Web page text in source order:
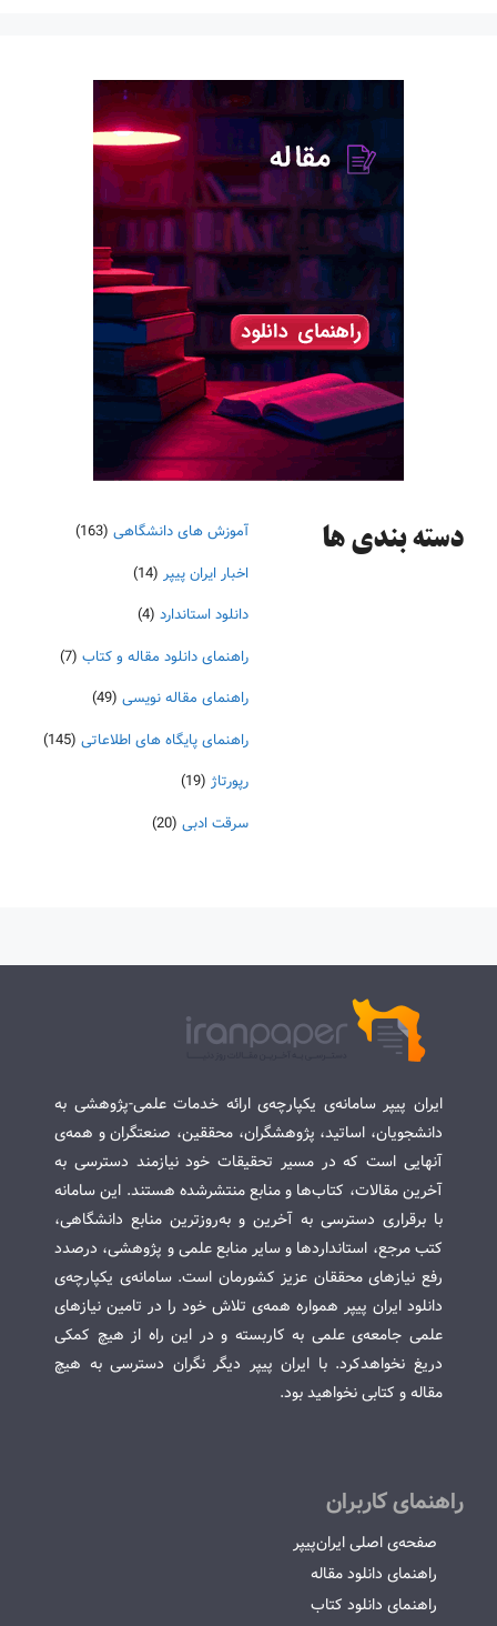
دسته‌ بندی ها آموزش های دانشگاهی (163)
اخبار ایران پیپر (14)
دانلود استاندارد (4)
راهنمای دانلود مقاله و کتاب (7)
راهنمای مقاله نویسی (49)
راهنمای پایگاه های اطلاعاتی (145)
رپورتاژ (19)
سرقت ادبی (20)
ایران پیپر سامانه‌ی یکپارچه‌ی ارائه خدمات علمی-پژوهشی به
دانشجویان، اساتید، پژوهشگران، محققین، صنعتگران و همه‌ی
آنهایی است که در مسیر تحقیقات خود نیازمند دسترسی به
آخرین مقالات، کتاب‌ها و منابع منتشرشده هستند. این سامانه
با برقراری دسترسی به آخرین و به‌روزترین منابع دانشگاهی،
کتب مرجع، استانداردها و سایر منابع علمی و پژوهشی، درصدد
رفع نیازهای محققان عزیز کشورمان است. سامانه‌ی یکپارچه‌ی
دانلود ایران پیپر همواره همه‌ی تلاش خود را در تامین نیازهای
علمی جامعه‌ی علمی به کاربسته و در این راه از هیچ کمکی
دریغ نخواهدکرد. با ایران پیپر دیگر نگران دسترسی به هیچ
مقاله و کتابی نخواهید بود.
راهنمای کاربران
صفحه‌ی اصلی ایران‌پیپر
راهنمای دانلود مقاله
راهنمای دانلود کتاب